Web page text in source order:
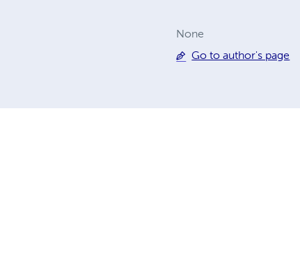
None
Go to author's page